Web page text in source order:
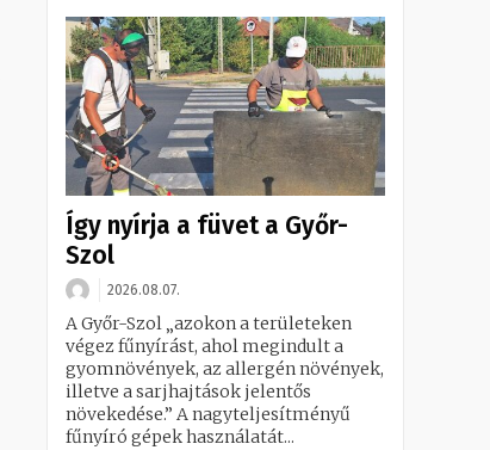
Így nyírja a füvet a Győr-
Szol
2026.08.07.
A Győr-Szol „azokon a területeken
végez fűnyírást, ahol megindult a
gyomnövények, az allergén növények,
illetve a sarjhajtások jelentős
növekedése.” A nagyteljesítményű
fűnyíró gépek használatát...